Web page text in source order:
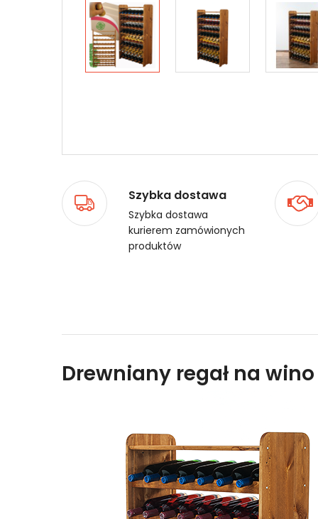
Szybka dostawa
Szybka dostawa
kurierem zamówionych
produktów
Drewniany regał na